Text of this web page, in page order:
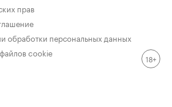
прав
обработки персональных данных
cookie
18+